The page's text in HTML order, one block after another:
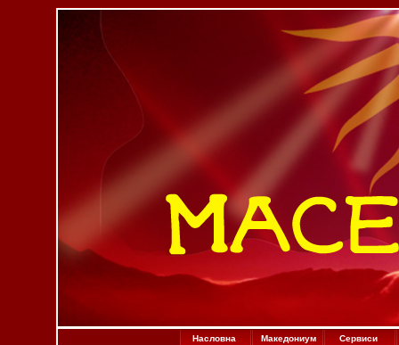
Насловна Македониум Сервиси